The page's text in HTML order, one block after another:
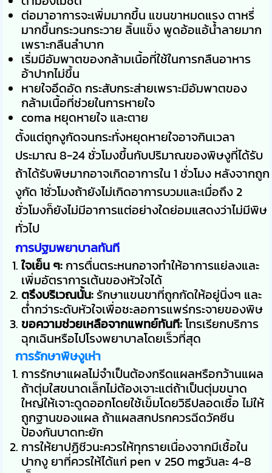
ต่อมาอาการจะเพิ่มมากขึ้น แขนขาหมดแรง ตาหรี่
มากขึ้นกระวนกระวาย ลิ้นแข็ง พูดอ้อแอ้น้ำลายมาก
เพราะกลืนลำบาก
เริ่มมีอัมพาตของกล้ามเนื้อที่ใช้ในการกลืนอาหาร
อ้าปากไม่ขึ้น
หายใจอึดอัด กระสับกระส่ายเพราะมีอัมพาตของ
กล้ามเนื้อที่ช่วยในการหายใจ
coma หยุดหายใจ และตาย
ตั้งแต่ถูกงูกัดจนกระทั่งหยุดหายใจอาจกินเวลา
ประมาณ 8-24 ชั่วโมงขึ้นกับปริมาณของพิษงูที่ได้รับ
ถ้าได้รับพิษมากอาจเกิดอาการใน 1 ชั่วโมง หลังจากถูก
งูกัด 1ชั่วโมงถ้ายังไม่เกิดอาการบวมและเมื่อถึง 2
ชั่วโมงก็ยังไม่มีอาการแต่อย่างใดย่อมแสดงว่าไม่มีพิษ
ทั่วไป
การปฐมพยาบาลทันที
ใจเย็น ๆ:การตื่นตระหนกอาจทำให้อาการแย่ลงและ
เพิ่มอัตราการเต้นของหัวใจได้
ตรึงบริเวณนั้น: รักษาแขนขาที่ถูกกัดให้อยู่นิ่งๆ และ
ต่ำกว่าระดับหัวใจเพื่อชะลอการแพร่กระจายของพิษ
ขอความช่วยเหลือจากแพทย์ทันที:โทรเรียกบริการ
ฉุกเฉินหรือไปโรงพยาบาลโดยเร็วที่สุด
การรักษาพิษงูเห่า
การรักษาแผลไม่จำเป็นต้องกรีดแผลหรือกว้านแผล
ถ้าตุ่มใสขนาดเล็กไม่ต้องเจาะแต่ถ้าเป็นตุ่มขนาด
ใหญ่ให้เจาะดูดออกโดยใช้เข็มโดยวิธีปลอดเชื้อ ไม่ให้
ถูกฐานของแผล ถ้าแผลสกปรกควรฉีดวัคซีน
ป้องกันบาดทะยัก
การให้ยาปฏิชีวนะควรให้ทุกรายเนื่องจากมีเชื้อใน
ปากงู ยาที่ควรให้ได้แก่ pen v 250 mgวันละ 4-8